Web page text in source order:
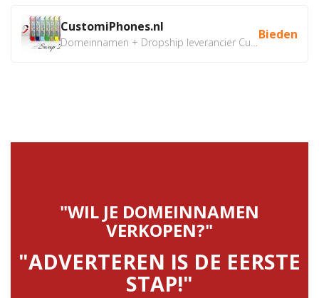
CustomiPhones.nl Bieden
"WIL JE DOMEINNAMEN
VERKOPEN?"
"ADVERTEREN IS DE EERSTE
STAP!"